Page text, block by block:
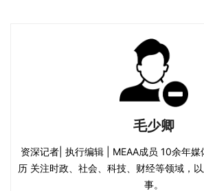
毛少卿
资深记者| 执行编辑 | MEAA成员 10余年
历 关注时政、社会、科技、财经等领域，
事。